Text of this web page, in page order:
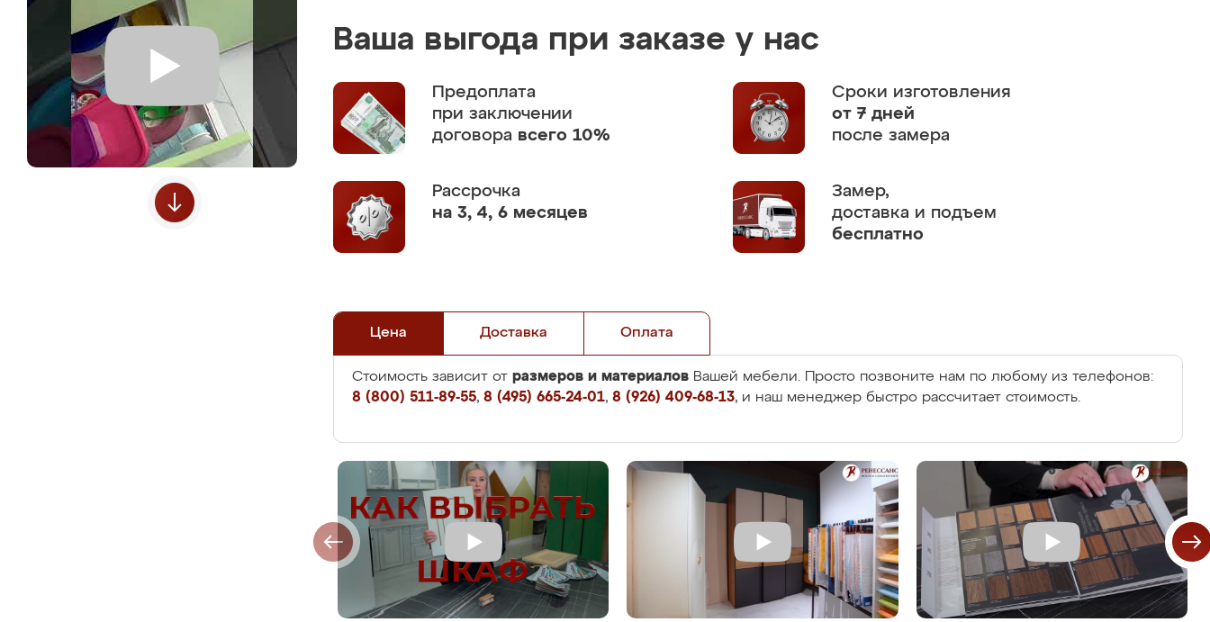
Ваша выгода при заказе у нас
Предоплата
при заключении
договора всего 10%
Сроки изготовления
от 7 дней
после замера
Рассрочка
на 3, 4, 6 месяцев
Замер,
доставка и подъем
бесплатно
Цена Доставка Оплата
Стоимость зависит от размеров и материалов Вашей мебели. Просто позвоните нам по любому из телефонов:
8 (800) 511-89-55, 8 (495) 665-24-01, 8 (926) 409-68-13, и наш менеджер быстро рассчитает стоимость.